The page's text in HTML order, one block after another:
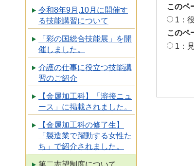
令和8年9月,10月に開催す
る技能講習について
「彩の国総合技能展」を開
催しました。
介護の仕事に役立つ技能講
習のご紹介
【金属加工科】「溶接ニュ
ース」に掲載されました。
【金属加工科の修了生】
「製造業で躍動する女性た
ち」で紹介されました。
第二志望制度について
このペ
1：
このペ
1：